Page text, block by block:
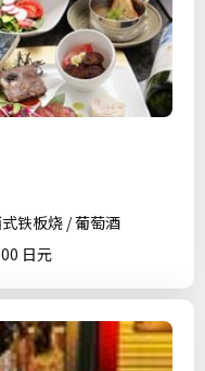
铁板烧 / 葡萄酒
日元